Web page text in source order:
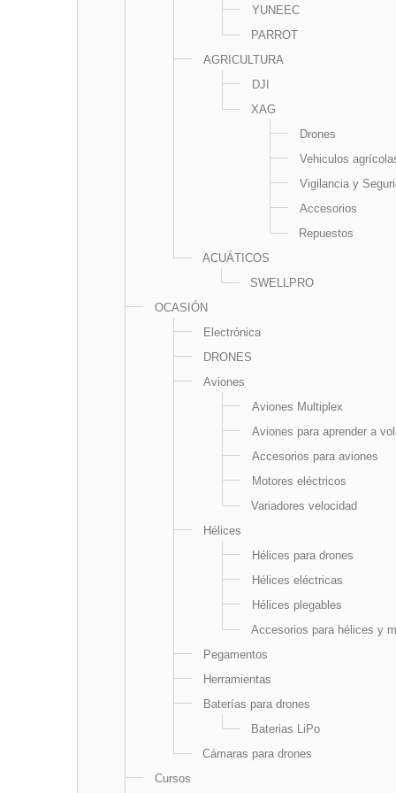
YUNEEC
PARROT
AGRICULTURA
DJI
XAG
Drones
Vehiculos
Vigilancia y
Accesorios
Repuestos
ACUÁTICOS
SWELLPRO
OCASIÓN
Electrónica
DRONES
Aviones
Aviones Multiplex
Aviones para aprender a
Accesorios para aviones
Motores eléctricos
Variadores velocidad
Hélices
Hélices para drones
Hélices eléctricas
Hélices plegables
Accesorios para hélices y
Pegamentos
Herramientas
Baterías para drones
Baterias LiPo
Cámaras para drones
Cursos